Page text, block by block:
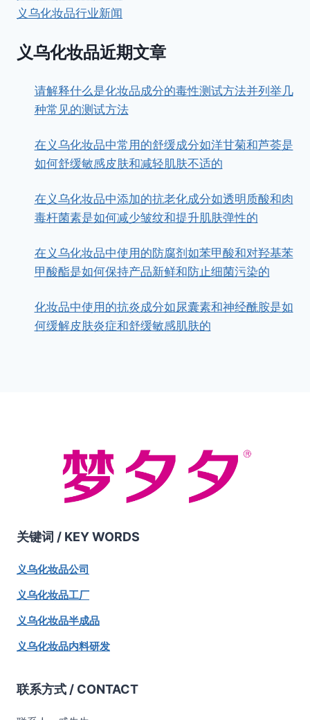
义乌化妆品行业新闻
义乌化妆品近期文章
请解释什么是化妆品成分的毒性测试方法并列举几
种常见的测试方法
在义乌化妆品中常用的舒缓成分如洋甘菊和芦荟是
如何舒缓敏感皮肤和减轻肌肤不适的
在义乌化妆品中添加的抗老化成分如透明质酸和肉
毒杆菌素是如何减少皱纹和提升肌肤弹性的
在义乌化妆品中使用的防腐剂如苯甲酸和对羟基苯
甲酸酯是如何保持产品新鲜和防止细菌污染的
化妆品中使用的抗炎成分如尿囊素和神经酰胺是如
何缓解皮肤炎症和舒缓敏感肌肤的
关键词 / KEY WORDS
义乌化妆品公司
义乌化妆品工厂
义乌化妆品半成品
义乌化妆品内料研发
联系方式 / CONTACT